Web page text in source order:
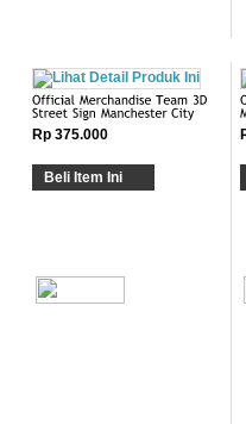
Rp 375.000
Beli Item Ini